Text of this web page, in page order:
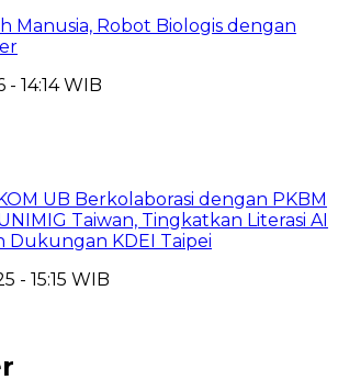
Manusia, Robot Biologis dengan
- 14:14 WIB
UB Berkolaborasi dengan PKBM
Taiwan, Tingkatkan Literasi AI
Dukungan KDEI Taipei
- 15:15 WIB